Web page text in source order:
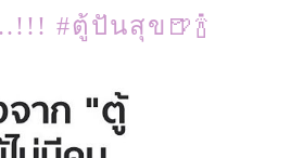
#ตู้ปันสุข🍺🍾